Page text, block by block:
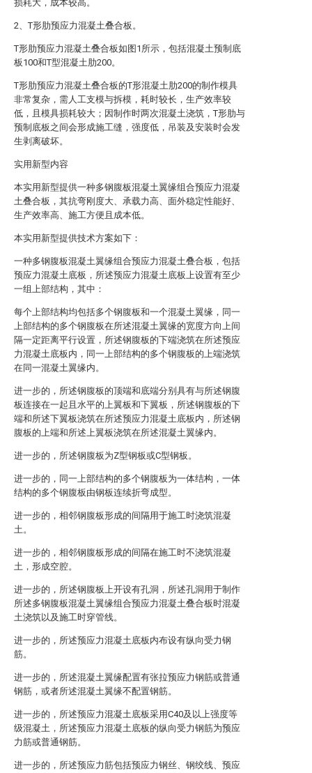
损耗大，成本较高。
2、T形肋预应力混凝土叠合板。
T形肋预应力混凝土叠合板如图1所示，包括混凝土预制底
板100和T型混凝土肋200。
T形肋预应力混凝土叠合板的T形混凝土肋200的制作模具
非常复杂，需人工支模与拆模，耗时较长，生产效率较
低，且模具损耗较大；因制作时两次混凝土浇筑，T形肋与
预制底板之间会形成施工缝，强度低，吊装及安装时会发
生剥离破坏。
实用新型内容
本实用新型提供一种多钢腹板混凝土翼缘组合预应力混凝
土叠合板，其抗弯刚度大、承载力高、面外稳定性能好、
生产效率高、施工方便且成本低。
本实用新型提供技术方案如下：
一种多钢腹板混凝土翼缘组合预应力混凝土叠合板，包括
预应力混凝土底板，所述预应力混凝土底板上设置有至少
一组上部结构，其中：
每个上部结构均包括多个钢腹板和一个混凝土翼缘，同一
上部结构的多个钢腹板在所述混凝土翼缘的宽度方向上间
隔一定距离平行设置，所述钢腹板的下端浇筑在所述预应
力混凝土底板内，同一上部结构的多个钢腹板的上端浇筑
在同一混凝土翼缘内。
进一步的，所述钢腹板的顶端和底端分别具有与所述钢腹
板连接在一起且水平的上翼板和下翼板，所述钢腹板的下
端和所述下翼板浇筑在所述预应力混凝土底板内，所述钢
腹板的上端和所述上翼板浇筑在所述混凝土翼缘内。
进一步的，所述钢腹板为Z型钢板或C型钢板。
进一步的，同一上部结构的多个钢腹板为一体结构，一体
结构的多个钢腹板由钢板连续折弯成型。
进一步的，相邻钢腹板形成的间隔用于施工时浇筑混凝
土。
进一步的，相邻钢腹板形成的间隔在施工时不浇筑混凝
土，形成空腔。
进一步的，所述钢腹板上开设有孔洞，所述孔洞用于制作
所述多钢腹板混凝土翼缘组合预应力混凝土叠合板时混凝
土浇筑以及施工时穿管线。
进一步的，所述预应力混凝土底板内布设有纵向受力钢
筋。
进一步的，所述混凝土翼缘配置有张拉预应力钢筋或普通
钢筋，或者所述混凝土翼缘不配置钢筋。
进一步的，所述预应力混凝土底板采用C40及以上强度等
级混凝土，所述预应力混凝土底板的纵向受力钢筋为预应
力筋或普通钢筋。
进一步的，所述预应力筋包括预应力钢丝、钢绞线、预应